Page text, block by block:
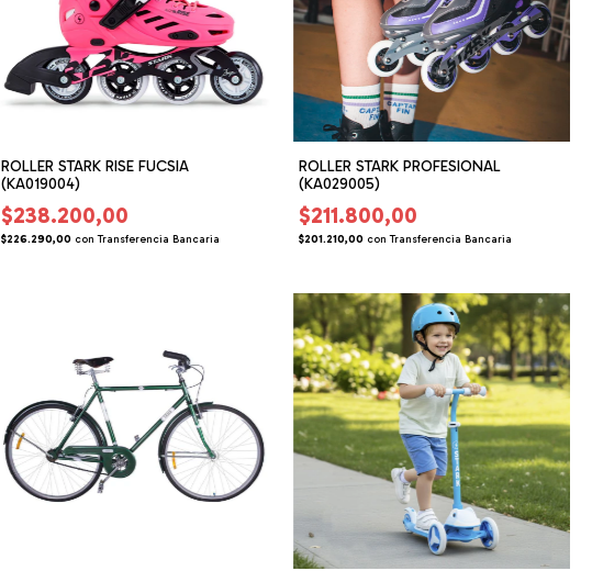
ROLLER STARK RISE FUCSIA
(KA019004)
$238.200,00
$226.290,00 con Transferencia Bancaria
ROLLER STARK PROFESIONAL
(KA029005)
$211.800,00
$201.210,00 con Transferencia Bancaria